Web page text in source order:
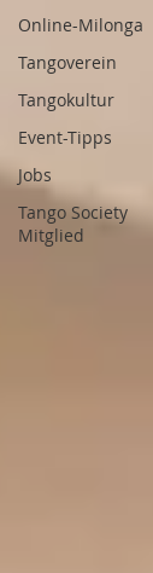
Online-Milonga
Tangoverein
Tangokultur
Event-Tipps
Jobs
Tango Society
Mitglied